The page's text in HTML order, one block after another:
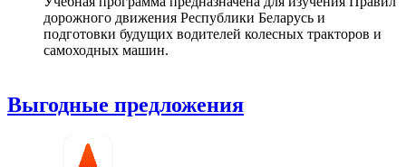
дорожного движения Республики Беларусь и
подготовки будущих водителей колесных тракторов и
самоходных машин.
Выгодные предложения